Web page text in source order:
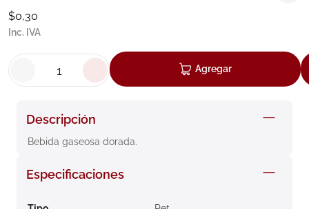
$0,30
Inc. IVA
Agregar
Descripción
Bebida gaseosa dorada.
Especificaciones
cerave
7. degraler
8. roche posay
9. isdin